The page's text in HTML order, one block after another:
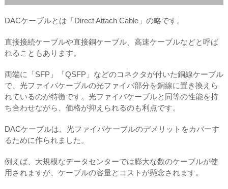
DACケーブルとは「Direct Attach Cable」の略です。
直接接続ケーブルや直接銅ケーブル、高速ケーブルなどと呼ば
れることもあります。
両端に「SFP」「QSFP」などのコネクタが付いた銅線ケーブル
で、光ファイバケーブルの光ファイバ部分を銅線に置き換えら
れているのが特徴です。光ファイバケーブルと同等の性能を持
ち合わせながら、価格が抑えられるのも利点です。
DACケーブルは、光ファイバケーブルのデメリットをカバーす
るために作られました。
例えば、大規模なデータセンターでは膨大な数のケーブルが使
用されますが、ケーブルの容量とコストが懸念されます。